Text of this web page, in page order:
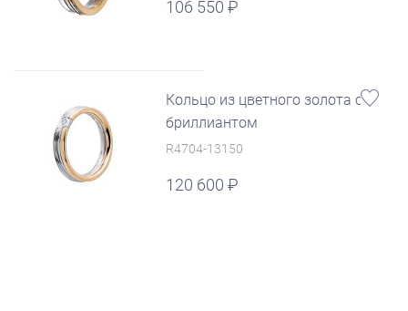
106 550
Кольцо из цветного золота с
бриллиантом
R4704-13150
120 600